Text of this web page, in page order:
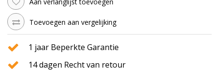
Toevoegen aan vergelijking
1 jaar Beperkte Garantie
14 dagen Recht van retour